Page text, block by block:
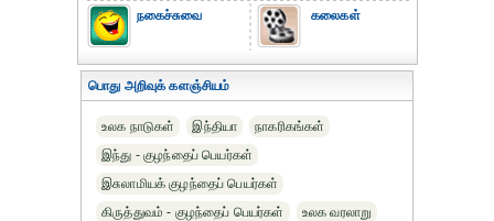
நகைச்சுவை கலைகள்
பொது அறிவுக் களஞ்சியம்
உலக நாடுகள் இந்தியா
நாகரிகங்கள்
இந்து - குழந்தைப் பெயர்கள்
இசுலாமியக் குழந்தைப் பெயர்கள்
கிருத்துவம் - குழந்தைப் பெயர்கள்
உலக வரலாறு